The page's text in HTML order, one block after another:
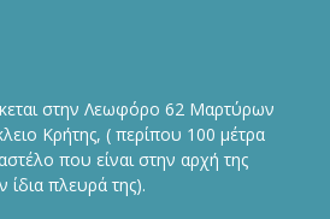
στην Λεωφόρο 62 Μαρτύρων
Κρήτης, ( περίπου 100 μέτρα
που είναι στην αρχή της
πλευρά της).